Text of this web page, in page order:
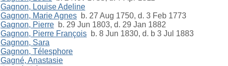
Gagnon, Louise Adeline
Gagnon, Marie Agnes b. 27 Aug 1750, d. 3 Feb 1773
Gagnon, Pierre b. 29 Jun 1803, d. 29 Jan 1882
Gagnon, Pierre François b. 8 Jun 1830, d. b 3 Jul 1883
Gagnon, Sara
Gagnon, Télesphore
Gagné, Anastasie